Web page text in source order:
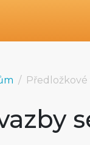
Předložkové